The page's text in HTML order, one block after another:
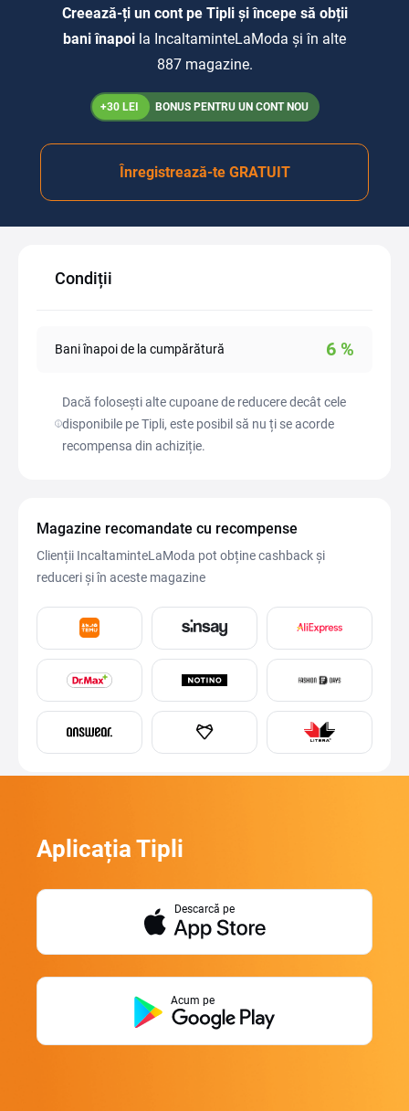
Creează-ți un cont pe Tipli și începe să obții
bani înapoi la IncaltaminteLaModa și în alte
887 magazine.
+30 LEI BONUS PENTRU UN CONT NOU
Înregistrează-te GRATUIT
Condiții
Bani înapoi de la cumpărătură 6 %
Dacă folosești alte cupoane de reducere decât cele
disponibile pe Tipli, este posibil să nu ți se acorde
recompensa din achiziție.
Magazine recomandate cu recompense
Clienții IncaltaminteLaModa pot obține cashback și
reduceri și în aceste magazine
Aplicația Tipli
Descarcă pe
Acum pe